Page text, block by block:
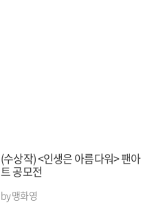
(수상작) <인생은 아름다워> 팬아
트 공모전
by 맹화영